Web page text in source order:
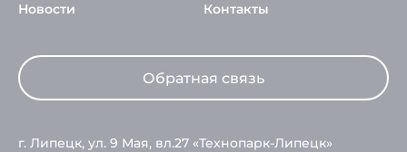
Новости Контакты
Обратная связь
г. Липецк, ул. 9 Мая, вл.27 «Технопарк-Липецк»